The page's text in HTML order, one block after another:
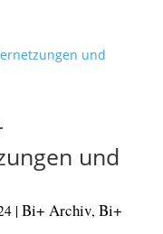
und
| Bi+ Archiv, Bi+